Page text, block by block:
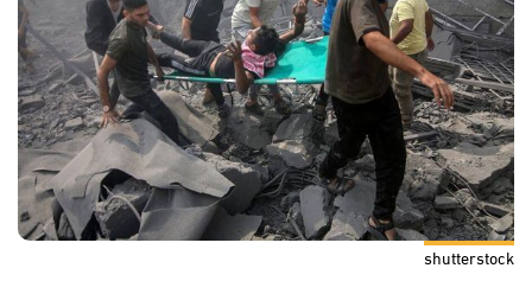
shutterstock